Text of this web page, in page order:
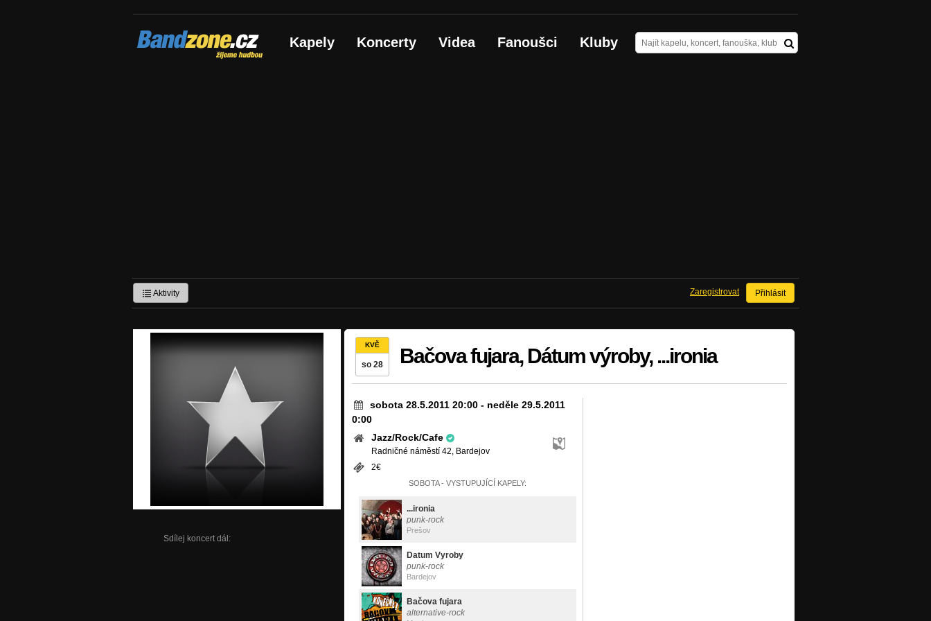
Bandzone.cz
žijeme hudbou Kapely Koncerty Videa Fanoušci Kluby
Aktivity Přihlásit
Zaregistrovat
Sdílej koncert dál:
KVĚ
so 28 Bačova fujara, Dátum výroby, ...ironia
sobota 28.5.2011 20:00 - neděle 29.5.2011
0:00
Jazz/Rock/Cafe
Radničné náměstí 42, Bardejov
2€
SOBOTA - VYSTUPUJÍCÍ KAPELY:
...ironia
punk-rock
Prešov
Datum Vyroby
punk-rock
Bardejov
Bačova fujara
alternative-rock